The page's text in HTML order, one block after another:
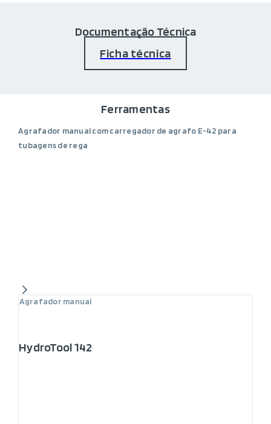
Documentação Técnica
Ficha técnica
Ferramentas
Agrafador manual com carregador de agrafo E-42 para
tubagens de rega
Agrafador manual
HydroTool 142